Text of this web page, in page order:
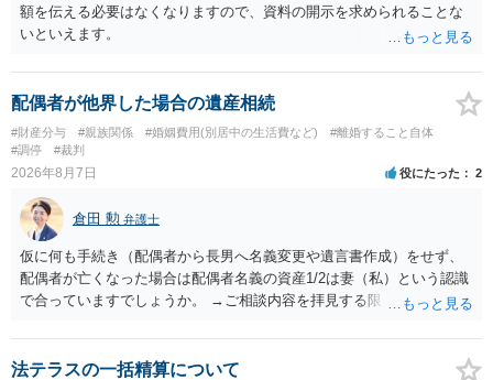
額を伝える必要はなくなりますので、資料の開示を求められることな
いといえます。
配偶者が他界した場合の遺産相続
#財産分与 #親族関係 #婚姻費用(別居中の生活費など)
#離婚すること自体
#調停
#裁判
2026年8月7日 役にたった 2
倉田 勲 弁護士
仮に何も手続き（配偶者から長男へ名義変更や遺言書作成）をせず、
配偶者が亡くなった場合は配偶者名義の資産1/2は妻（私）という認識
で合っていますでしょうか。 →ご相談内容を拝見する限りでは、その
完全に所有する場合は、他の相続人に対して自宅の評価額の１/２の代
償金の支払いが必要になります。
法テラスの一括精算について